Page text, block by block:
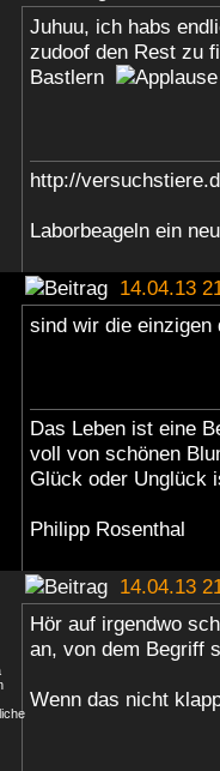
Juhuu, ich habs
zudoof den Rest zu
Bastlern
http://
Laborbeageln ein
14.04.13
sind wir die
Das Leben ist eine
voll von schönen
Glück oder Unglück
Philipp Rosenthal
14.04.13
Hör auf irgendwo
an, von dem Begriff
Wenn das nicht